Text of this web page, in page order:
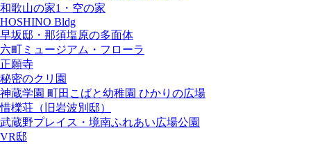
和歌山の家1・空の家
HOSHINO Bldg
早坂邸・那須塩原の多面体
六町ミュージアム・フローラ
正願寺
秘密のクリ園
神蔵学園 町田こばと幼稚園 ひかりの広場
惜櫟荘（旧岩波別邸）
武蔵野プレイス・境南ふれあい広場公園
VR邸